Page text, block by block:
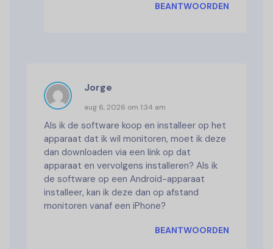
BEANTWOORDEN
Jorge
aug 6, 2026 om 1:34 am
Als ik de software koop en installeer op het
apparaat dat ik wil monitoren, moet ik deze
dan downloaden via een link op dat
apparaat en vervolgens installeren? Als ik
de software op een Android-apparaat
installeer, kan ik deze dan op afstand
monitoren vanaf een iPhone?
BEANTWOORDEN